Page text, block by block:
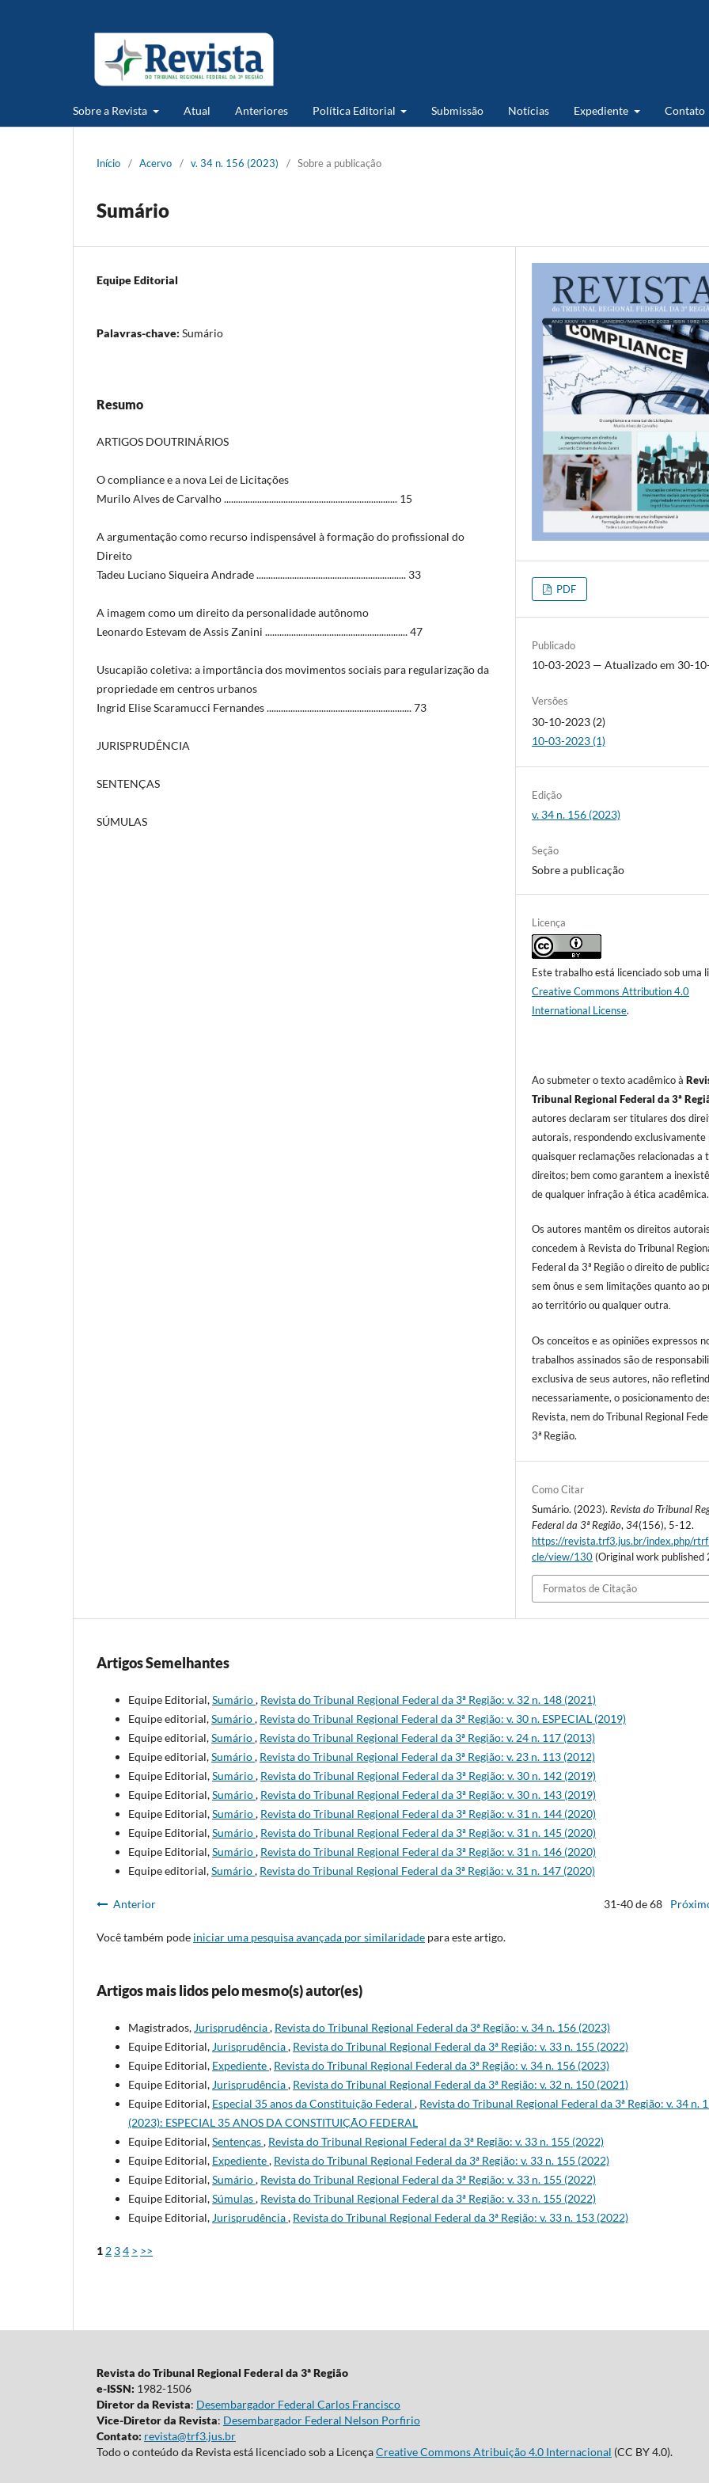
Sobre a Revista Atual Anteriores Política Editorial Submissão Notícias Expediente Contato
Início / Acervo / v. 34 n. 156 (2023) / Sobre a publicação
Sumário
Equipe Editorial
Palavras-chave: Sumário
Resumo
ARTIGOS DOUTRINÁRIOS
O compliance e a nova Lei de Licitações
Murilo Alves de Carvalho ......................................................................... 15
A argumentação como recurso indispensável à formação do profissional do
Direito
Tadeu Luciano Siqueira Andrade ............................................................... 33
A imagem como um direito da personalidade autônomo
Leonardo Estevam de Assis Zanini ............................................................ 47
Usucapião coletiva: a importância dos movimentos sociais para regularização da
propriedade em centros urbanos
Ingrid Elise Scaramucci Fernandes ............................................................. 73
JURISPRUDÊNCIA
SENTENÇAS
SÚMULAS
PDF
Publicado
10-03-2023 — Atualizado em 30-
Versões
30-10-2023 (2)
10-03-2023 (1)
Edição
v. 34 n. 156 (2023)
Seção
Sobre a publicação
Licença
Este trabalho está licenciado sob uma
Creative Commons Attribution 4.0
International License.
Ao submeter o texto acadêmico à
Tribunal Regional Federal da 3ª
autores declaram ser titulares dos
autorais, respondendo exclusivamente
quaisquer reclamações relacionadas a
direitos; bem como garantem a
de qualquer infração à ética acadêmica.
Os autores mantêm os direitos
concedem à Revista do Tribunal
Federal da 3ª Região o direito de
sem ônus e sem limitações quanto ao
ao território ou qualquer outra.
Os conceitos e as opiniões expressos
trabalhos assinados são de
exclusiva de seus autores, não
necessariamente, o posicionamento
Revista, nem do Tribunal Regional
3ª Região.
Como Citar
Sumário. (2023). Revista do Tribunal
Federal da 3ª Região,34(156), 5-12.
https://revista.trf3.jus.br/index.php/
cle/view/130 (Original work published
Formatos de Citação
Artigos Semelhantes
Equipe Editorial,Sumário, Revista do Tribunal Regional Federal da 3ª Região: v. 32 n. 148 (2021)
Equipe editorial,Sumário, Revista do Tribunal Regional Federal da 3ª Região: v. 30 n. ESPECIAL (2019)
Equipe editorial,Sumário, Revista do Tribunal Regional Federal da 3ª Região: v. 24 n. 117 (2013)
Equipe editorial,Sumário, Revista do Tribunal Regional Federal da 3ª Região: v. 23 n. 113 (2012)
Equipe Editorial,Sumário, Revista do Tribunal Regional Federal da 3ª Região: v. 30 n. 142 (2019)
Equipe Editorial,Sumário, Revista do Tribunal Regional Federal da 3ª Região: v. 30 n. 143 (2019)
Equipe Editorial,Sumário, Revista do Tribunal Regional Federal da 3ª Região: v. 31 n. 144 (2020)
Equipe Editorial,Sumário, Revista do Tribunal Regional Federal da 3ª Região: v. 31 n. 145 (2020)
Equipe Editorial,Sumário, Revista do Tribunal Regional Federal da 3ª Região: v. 31 n. 146 (2020)
Equipe editorial,Sumário, Revista do Tribunal Regional Federal da 3ª Região: v. 31 n. 147 (2020)
Anterior 31-40 de 68
Você também pode iniciar uma pesquisa avançada por similaridade para este artigo.
Artigos mais lidos pelo mesmo(s) autor(es)
Magistrados, Jurisprudência, Revista do Tribunal Regional Federal da 3ª Região: v. 34 n. 156 (2023)
Equipe Editorial, Jurisprudência, Revista do Tribunal Regional Federal da 3ª Região: v. 33 n. 155 (2022)
Equipe Editorial, Expediente, Revista do Tribunal Regional Federal da 3ª Região: v. 34 n. 156 (2023)
Equipe Editorial, Jurisprudência, Revista do Tribunal Regional Federal da 3ª Região: v. 32 n. 150 (2021)
Equipe Editorial, Especial 35 anos da Constituição Federal , Revista do Tribunal Regional Federal da 3ª Região: v. 34 n.
(2023): ESPECIAL 35 ANOS DA CONSTITUIÇÃO FEDERAL
Equipe Editorial,Sentenças, Revista do Tribunal Regional Federal da 3ª Região: v. 33 n. 155 (2022)
Equipe Editorial, Expediente, Revista do Tribunal Regional Federal da 3ª Região: v. 33 n. 155 (2022)
Equipe Editorial,Sumário, Revista do Tribunal Regional Federal da 3ª Região: v. 33 n. 155 (2022)
Equipe Editorial,Súmulas, Revista do Tribunal Regional Federal da 3ª Região: v. 33 n. 155 (2022)
Equipe Editorial, Jurisprudência, Revista do Tribunal Regional Federal da 3ª Região: v. 33 n. 153 (2022)
1 2 34 > >>
Revista do Tribunal Regional Federal da 3ª Região
e-ISSN: 1982-1506
Diretor da Revista: Desembargador Federal Carlos Francisco
Vice-Diretor da Revista: Desembargador Federal Nelson Porfirio
Contato: revista@trf3.jus.br
Todo o conteúdo da Revista está licenciado sob a LicençaCreative Commons Atribuição 4.0 Internacional (CC BY 4.0).